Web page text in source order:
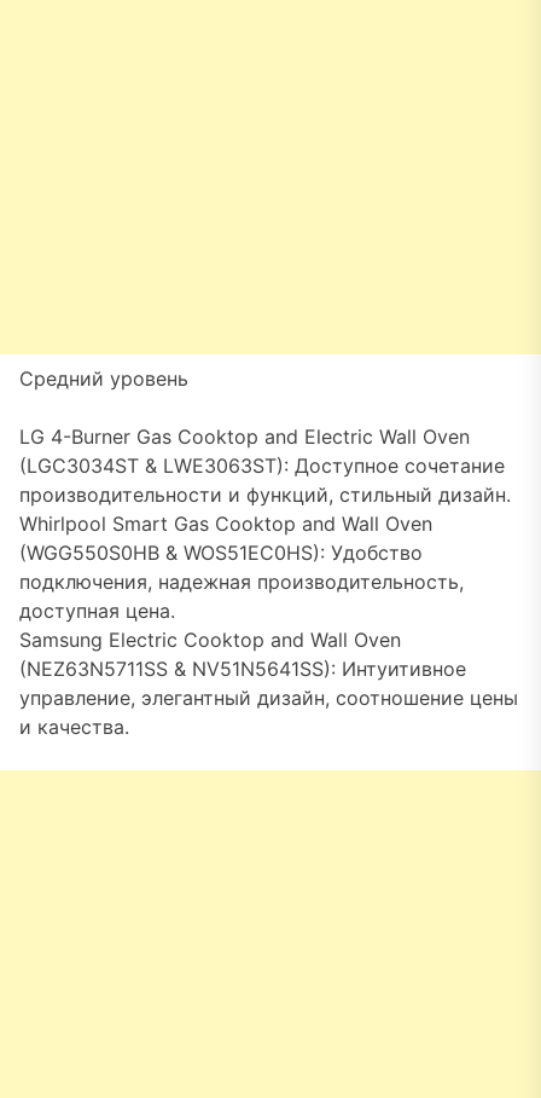
Средний уровень
LG 4-Burner Gas Cooktop and Electric Wall Oven
(LGC3034ST & LWE3063ST): Доступное сочетание
производительности и функций, стильный дизайн.
Whirlpool Smart Gas Cooktop and Wall Oven
(WGG550S0HB & WOS51EC0HS): Удобство
подключения, надежная производительность,
доступная цена.
Samsung Electric Cooktop and Wall Oven
(NEZ63N5711SS & NV51N5641SS): Интуитивное
управление, элегантный дизайн, соотношение цены
и качества.